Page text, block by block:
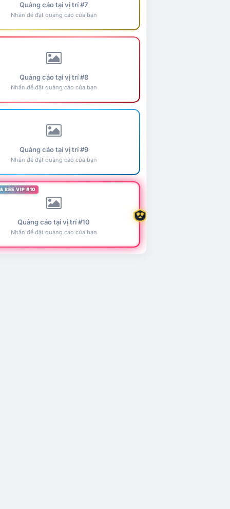
Quảng cáo tại vị trí #7
Nhấn để đặt quảng cáo của bạn
Quảng cáo tại vị trí #8
Nhấn để đặt quảng cáo của bạn
Quảng cáo tại vị trí #9
Nhấn để đặt quảng cáo của bạn
BEE VIP #10
Quảng cáo tại vị trí #10
Nhấn để đặt quảng cáo của bạn